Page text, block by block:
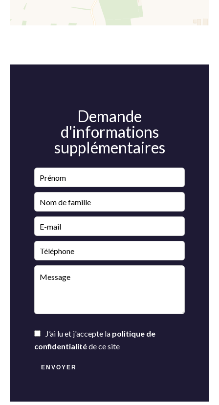
Demande
d'informations
supplémentaires
J’ai lu et j'accepte la politique de
confidentialitéde ce site
ENVOYER